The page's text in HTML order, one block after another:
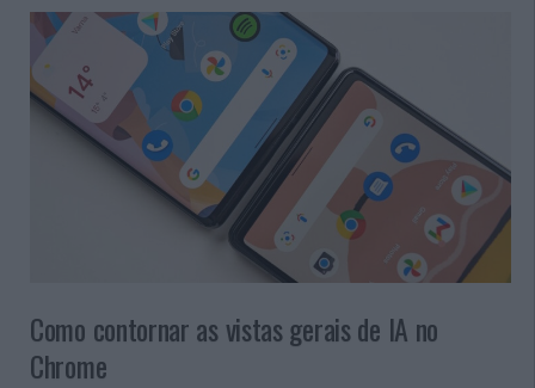
Como contornar as vistas gerais de IA no
Chrome